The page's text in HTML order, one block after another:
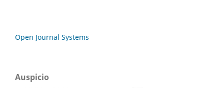
Open Journal Systems
Auspicio